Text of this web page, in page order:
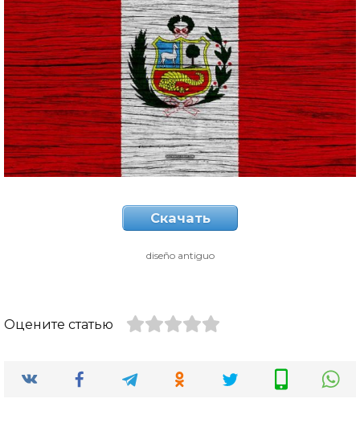
Скачать
diseño antiguo
Оцените статью